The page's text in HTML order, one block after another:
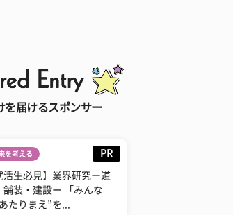
を届けるスポンサー
を考える PR
活生必見】業界研究ー道
舗装・建設ー 「みんな
たりまえ”を...